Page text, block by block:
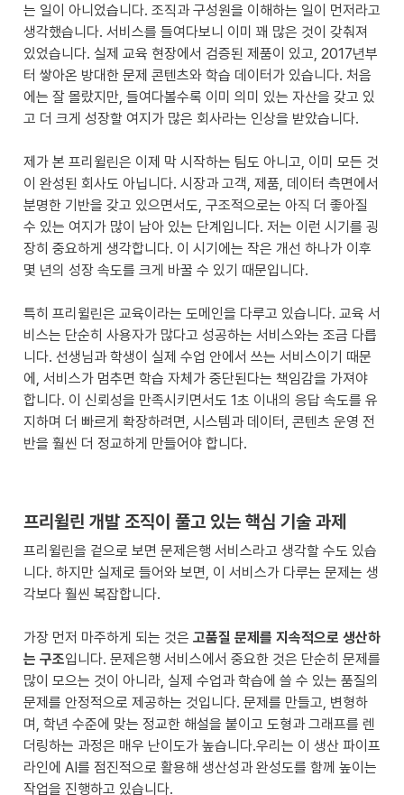
는 일이 아니었습니다. 조직과 구성원을 이해하는 일이 먼저라고
생각했습니다. 서비스를 들여다보니 이미 꽤 많은 것이 갖춰져
있었습니다. 실제 교육 현장에서 검증된 제품이 있고, 2017년부
터 쌓아온 방대한 문제 콘텐츠와 학습 데이터가 있습니다. 처음
에는 잘 몰랐지만, 들여다볼수록 이미 의미 있는 자산을 갖고 있
고 더 크게 성장할 여지가 많은 회사라는 인상을 받았습니다.
제가 본 프리윌린은 이제 막 시작하는 팀도 아니고, 이미 모든 것
이 완성된 회사도 아닙니다. 시장과 고객, 제품, 데이터 측면에서
분명한 기반을 갖고 있으면서도, 구조적으로는 아직 더 좋아질
수 있는 여지가 많이 남아 있는 단계입니다. 저는 이런 시기를 굉
장히 중요하게 생각합니다. 이 시기에는 작은 개선 하나가 이후
몇 년의 성장 속도를 크게 바꿀 수 있기 때문입니다.
특히 프리윌린은 교육이라는 도메인을 다루고 있습니다. 교육 서
비스는 단순히 사용자가 많다고 성공하는 서비스와는 조금 다릅
니다. 선생님과 학생이 실제 수업 안에서 쓰는 서비스이기 때문
에, 서비스가 멈추면 학습 자체가 중단된다는 책임감을 가져야
합니다. 이 신뢰성을 만족시키면서도 1초 이내의 응답 속도를 유
지하며 더 빠르게 확장하려면, 시스템과 데이터, 콘텐츠 운영 전
반을 훨씬 더 정교하게 만들어야 합니다.
프리윌린 개발 조직이 풀고 있는 핵심 기술 과제
프리윌린을 겉으로 보면 문제은행 서비스라고 생각할 수도 있습
니다. 하지만 실제로 들어와 보면, 이 서비스가 다루는 문제는 생
각보다 훨씬 복잡합니다.
가장 먼저 마주하게 되는 것은 고품질 문제를 지속적으로 생산하
는 구조입니다. 문제은행 서비스에서 중요한 것은 단순히 문제를
많이 모으는 것이 아니라, 실제 수업과 학습에 쓸 수 있는 품질의
문제를 안정적으로 제공하는 것입니다. 문제를 만들고, 변형하
며, 학년 수준에 맞는 정교한 해설을 붙이고 도형과 그래프를 렌
더링하는 과정은 매우 난이도가 높습니다.우리는 이 생산 파이프
라인에 AI를 점진적으로 활용해 생산성과 완성도를 함께 높이는
작업을 진행하고 있습니다.